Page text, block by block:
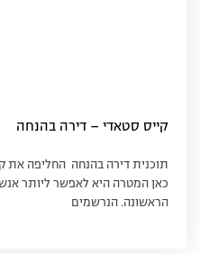
קייס סטאדי – דירה בהנחה
תוכנית דירה בהנחה החליפה
כאן המטרה היא לאפשר ליותר
הראשונה. הנרשמים